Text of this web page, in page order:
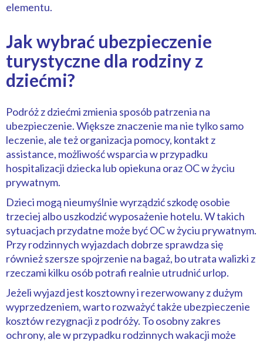
elementu.
Jak wybrać ubezpieczenie
turystyczne dla rodziny z
dziećmi?
Podróż z dziećmi zmienia sposób patrzenia na
ubezpieczenie. Większe znaczenie ma nie tylko samo
leczenie, ale też organizacja pomocy, kontakt z
assistance, możliwość wsparcia w przypadku
hospitalizacji dziecka lub opiekuna oraz OC w życiu
prywatnym.
Dzieci mogą nieumyślnie wyrządzić szkodę osobie
trzeciej albo uszkodzić wyposażenie hotelu. W takich
sytuacjach przydatne może być OC w życiu prywatnym.
Przy rodzinnych wyjazdach dobrze sprawdza się
również szersze spojrzenie na bagaż, bo utrata walizki z
rzeczami kilku osób potrafi realnie utrudnić urlop.
Jeżeli wyjazd jest kosztowny i rezerwowany z dużym
wyprzedzeniem, warto rozważyć także ubezpieczenie
kosztów rezygnacji z podróży. To osobny zakres
ochrony, ale w przypadku rodzinnych wakacji może